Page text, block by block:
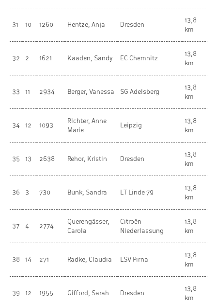
31 10 1260 Hentze, Anja Dresden
13,8
km
32 2 1621 Kaaden, Sandy EC Chemnitz
13,8
km
33 11 2934 Berger, Vanessa SG Adelsberg
13,8
km
34 12 1093
Richter, Anne
Marie
Leipzig
13,8
km
35 13 2638 Rehor, Kristin Dresden
13,8
km
36 3 730 Bunk, Sandra LT Linde 79
13,8
km
37 4 2774
Querengässer,
Carola
Citroën
Niederlassung
13,8
km
38 14 271 Radke, Claudia LSV Pirna
13,8
km
39 12 1955 Gifford, Sarah Dresden
13,8
km